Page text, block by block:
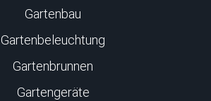
Gartenbau
Gartenbeleuchtung
Gartenbrunnen
Gartengeräte